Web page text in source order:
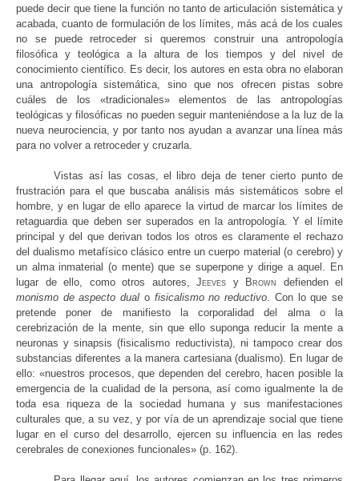
puede decir que tiene la función no tanto de articulación sistemática y
acabada, cuanto de formulación de los límites, más acá de los cuales
no se puede retroceder si queremos construir una antropología
filosófica y teológica a la altura de los tiempos y del nivel de
conocimiento científico. Es decir, los autores en esta obra no elaboran
una antropología sistemática, sino que nos ofrecen pistas sobre
cuáles de los «tradicionales» elementos de las antropologías
teológicas y filosóficas no pueden seguir manteniéndose a la luz de la
nueva neurociencia, y por tanto nos ayudan a avanzar una línea más
para no volver a retroceder y cruzarla.
Vistas así las cosas, el libro deja de tener cierto punto de
frustración para el que buscaba análisis más sistemáticos sobre el
hombre, y en lugar de ello aparece la virtud de marcar los límites de
retaguardia que deben ser superados en la antropología. Y el límite
principal y del que derivan todos los otros es claramente el rechazo
del dualismo metafísico clásico entre un cuerpo material (o cerebro) y
un alma inmaterial (o mente) que se superpone y dirige a aquel. En
lugar de ello, como otros autores, Jeeves y Brown defienden el
monismo de aspecto dual o fisicalismo no reductivo . Con lo que se
pretende poner de manifiesto la corporalidad del alma o la
cerebrización de la mente, sin que ello suponga reducir la mente a
neuronas y sinapsis (fisicalismo reductivista), ni tampoco crear dos
substancias diferentes a la manera cartesiana (dualismo). En lugar de
ello: «nuestros procesos, que dependen del cerebro, hacen posible la
emergencia de la cualidad de la persona, así como igualmente la de
toda esa riqueza de la sociedad humana y sus manifestaciones
culturales que, a su vez, y por vía de un aprendizaje social que tiene
lugar en el curso del desarrollo, ejercen su influencia en las redes
cerebrales de conexiones funcionales» (p. 162).